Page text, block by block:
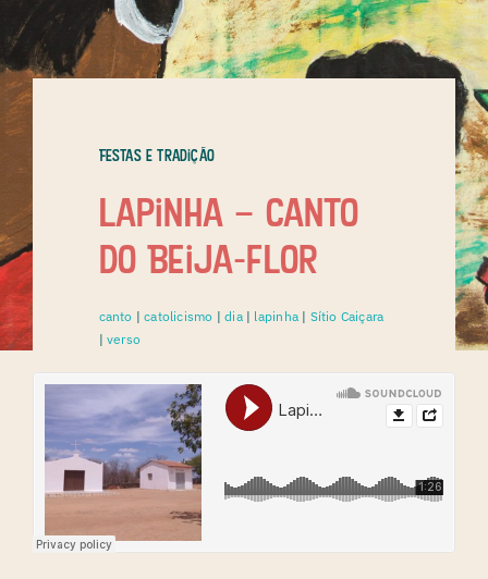
Festas e Tradição
Lapinha – canto
do Beija-flor
canto |catolicismo |dia| lapinha| Sítio Caiçara
| verso